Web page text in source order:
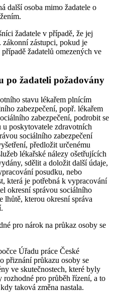
další osoba mimo žadatele o
žadatele v případě, že jej
zástupci, pokud je
žadatelů omezených ve
po žadateli požadovány
stavu lékařem plnícím
zabezpečení, popř. lékařem
zabezpečení, podrobit se
poskytovatele zdravotních
sociálního zabezpečení
předložit určenému
lékařské nálezy ošetřujících
sdělit a doložit další údaje,
posudku, nebo
která je potřebná k vypracování
okresní správou sociálního
lhůtě, kterou okresní správa
pro nárok na průkaz osoby se
Úřadu práce České
přiznání průkazu osoby se
ve skutečnostech, které byly
rozhodné pro průběh řízení, a to
taková změna nastala.